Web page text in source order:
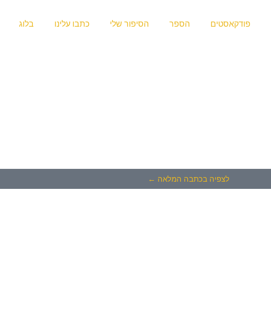
פודקאסטים הספר הסיפור שלי כתבו עלינו בלוג
לצפיה בכתבה המלאה ←